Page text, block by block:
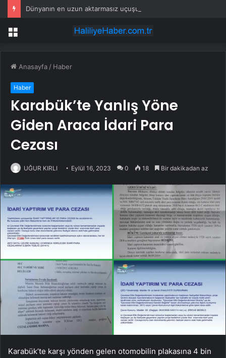
Menü
Anasayfa / Haber
Haber
Karabük’te Yanlış Yöne
Giden Araca İdari Para
Cezası
UĞUR KIRLI Eylül 16, 2023 0 18 Bir dakikadan az
Karabük’te karşı yönden gelen otomobilin plakasına 4 bin